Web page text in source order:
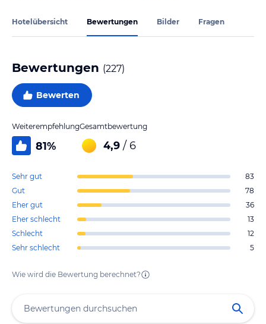
Hotelübersicht Bewertungen Bilder Fragen
Bewertungen (227)
Bewerten
Weiterempfehlung
81%
Gesamtbewertung
4,9 / 6
Sehr gut
83
Gut
78
Eher gut
36
Eher schlecht
13
Schlecht
12
Sehr schlecht
5
Wie wird die Bewertung berechnet?